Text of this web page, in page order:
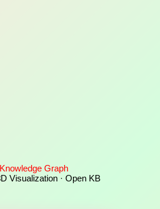
Graph
Visualization · Open KB